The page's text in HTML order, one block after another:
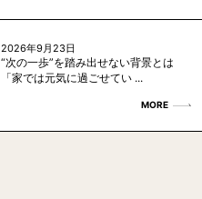
2026年9月23日
“次の一歩”を踏み出せない背景とは
「家では元気に過ごせてい ...
MORE